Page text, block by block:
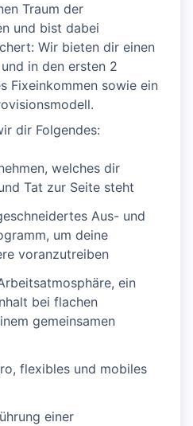
Traum der
und bist dabei
Wir bieten dir einen
in den ersten 2
Fixeinkommen sowie ein
dir Folgendes:
welches dir
Tat zur Seite steht
Aus- und
um deine
voranzutreiben
ein
bei flachen
gemeinsamen
flexibles und mobiles
einer